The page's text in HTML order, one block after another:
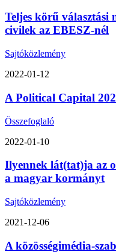
Teljes körű választási
civilek az EBESZ-nél
Sajtóközlemény
2022-01-12
A Political Capital
Összefoglaló
2022-01-10
Ilyennek lát(tat)ja az
a magyar kormányt
Sajtóközlemény
2021-12-06
A közösségimédia-